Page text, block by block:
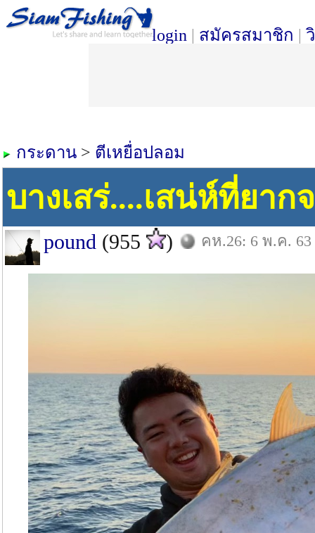
login | สมัครสมาชิก |
กระดาน > ตีเหยื่อปลอม
บางเสร่....เสน่ห์ที่ยาก
pound (955 ) คห.26: 6 พ.ค. 63